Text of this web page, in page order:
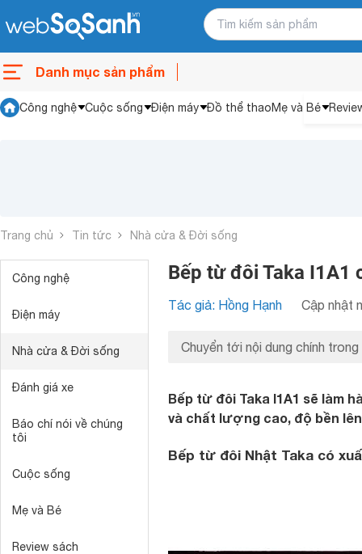
Danh mục sản phẩm
Công nghệ Cuộc sống Điện máy Đồ thể thaoMẹ và Bé
Trang chủ Tin tức Nhà cửa & Đời sống
Công nghệ
Điện máy
Nhà cửa & Đời sống
Đánh giá xe
Báo chí nói về chúng
tôi
Cuộc sống
Mẹ và Bé
Review sách
Bếp từ đôi Taka I1A1
Tác giả: Hồng Hạnh Cập nhật
Chuyển tới nội dung chính trong
Bếp từ đôi Taka I1A1 sẽ làm
và chất lượng cao, độ bền
Bếp từ đôi Nhật Taka có